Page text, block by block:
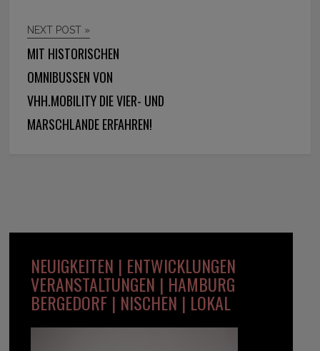
NEXT POST »
MIT HISTORISCHEN
OMNIBUSSEN VON
VHH.MOBILITY DIE VIER- UND
MARSCHLANDE ERFAHREN!
NEUIGKEITEN | ENTWICKLUNGEN
VERANSTALTUNGEN | HAMBURG
BERGEDORF | NISCHEN | LOKAL